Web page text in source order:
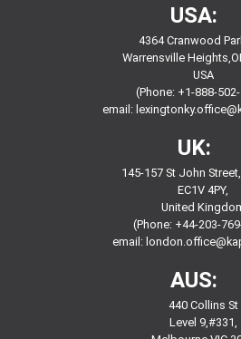
USA:
4364 Cranwood
Warrensville
USA
(Phone: +1-888-
email:
UK:
145-157 St John
EC1V 4PY,
United
(Phone: +44-203-
email:
AUS:
440 Collins St
Level 9,#331,